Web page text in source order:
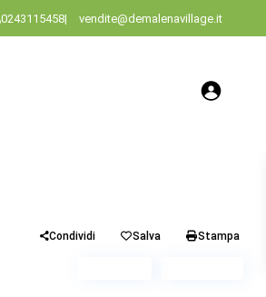
0243115458| vendite@demalenavillage.it
Condividi Salva Stampa